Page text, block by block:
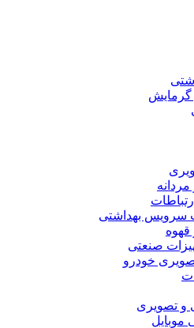
گرمایش
سرویس بهداشتی
صنعتی
خودرو
و تصویری
موبایل